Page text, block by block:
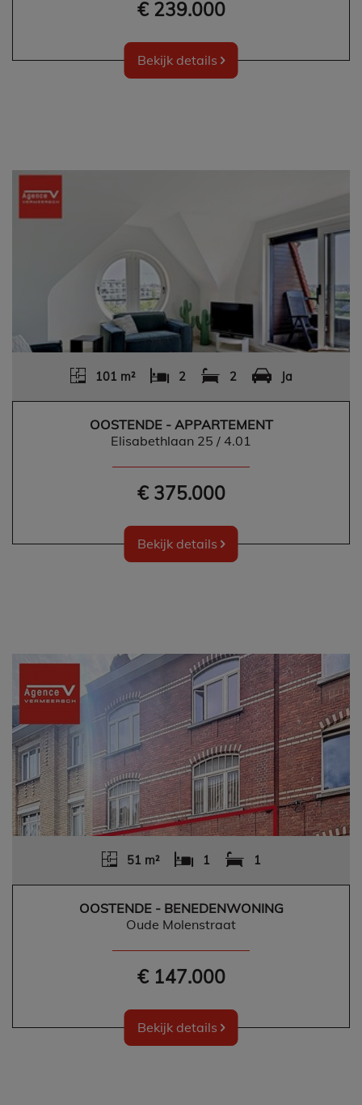
€ 239.000
Bekijk details
101 m² 2 2 Ja
OOSTENDE - APPARTEMENT
Elisabethlaan 25 / 4.01
€ 375.000
Bekijk details
51 m² 1 1
OOSTENDE - BENEDENWONING
Oude Molenstraat
€ 147.000
Bekijk details